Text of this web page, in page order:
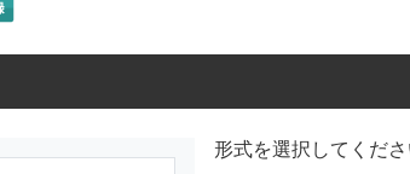
形式を選択してくださ